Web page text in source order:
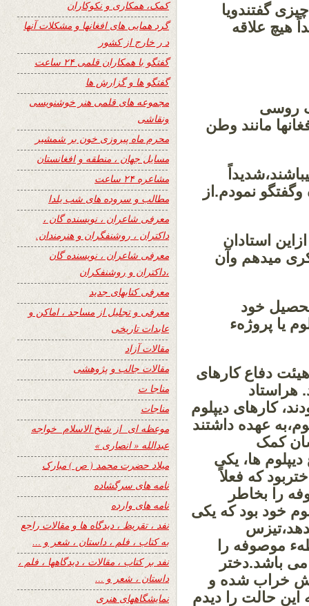
گفتندویا
هیچ علاقه
روسی
مانند وطن
نمودم.از
استادان
میدهم وآن
خود
یا پروژهء
دفاع کارهای
هراستاد
کارهای دیپلوم
عهده داشتند
کمک
ها، یکی
که فعلاً
را بخاطر
خود بود که یکی
موصوفه را
باشد.دختر
خراب شده و
حالت را دیدم
کمک، همکاری و نکوکاران
گرد همایی های افغانها و مشکلات آنها
د ر خارج از کشور
گفتگو با همکاران قلمی ۲۴ ساعت
گفتگو ها و گزارش ها
مجموعه های قلمی هنر خوشنویسی
ونقاشی
محرم ماه پیروزی خون بر شمشیر
مسایل جهان ، منطقه و افغانستان
مشاعره ۲۴ ساعت
مطالب و سروده های شب یلدا
معرفی شاعران ، نویسنده گان ،
داکتران ، روشنفگران و هنرمندان.
معرفی شاعران ، نویسنده گان
،داکتران و روشنفکران
معرفی کتابهای جدید
معرفی و تجلیل از مساجد ، اماکن و
عابدات تاریخی
مقالات آزاد
مقالات جالب و پژوهشی
مناجا ت
مناجات
موعظه ای از شیخ الاسلام خواجه
عبدالله « انصاری »
میلاد حضرت محمد ( ص ) مبارک
نامه های سرگشاده
نامه های وارده
نفد ، تقریظ ، دیدگاه ها و مقالات راجع
به کتاب ، فلم ، داستان ، شعر و …
نفد بر کتاب ، مقالات ، دیدگاهها ، فلم ،
داستان ، شعر و …
نمایشگاههای هنری